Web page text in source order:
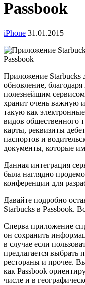
Passbook
iPhone 31.01.2015
Приложение Starbucks
обновление,
полезнейшим сервисом
хранит очень важную
такую как
видов общественного
карты, реквизиты
паспортов и
документы, которые
Данная интеграция
была наглядно
конференции для
Давайте подробно
Starbucks в Passbook.
Сперва приложение
он сохранить
в случае если
предлагается выбрать
рестораны и прочее.
как Passbook
числе и в